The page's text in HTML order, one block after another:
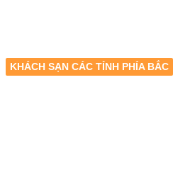
KHÁCH SẠN CÁC TỈNH PHÍA BẮC